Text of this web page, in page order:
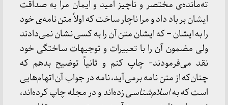
ته‌مانده‌ی مختصر و ناچیز امید و ایمان مرا به صداقت
ایشان بر باد داد و مرا ناچار ساخت که اولاً متن نامه‌ی خود
را به ایشان – که ایشان متن آن را به کسی نشان نمی‌دادند
ولی مضمون آن را با تعبیرات و توجیهات ساختگی خود
نقد می‌فرمودند- چاپ کنم و ثانیاً توضیح بدهم که
چنان‌که از متن نامه برمی‌آید، نامه در جواب آن اتهام‌هایی
است که بهاسلام‌شناسیزده‌اند و در مجله چاپ کرده‌اند،